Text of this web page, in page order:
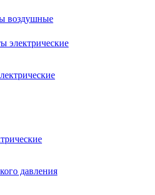
воздушные
электрические
давления